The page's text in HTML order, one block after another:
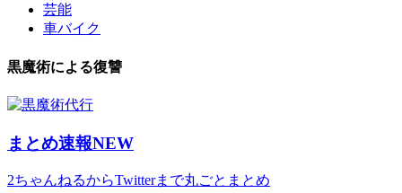
芸能
車バイク
黒魔術による復讐
まとめ速報NEW
2ちゃんねるからTwitterまで丸ごとまとめ